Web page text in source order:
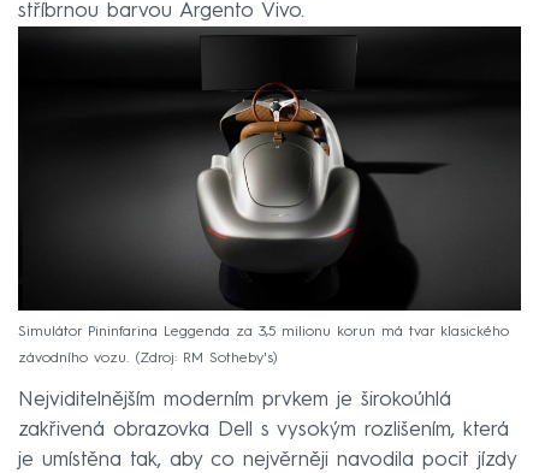
stříbrnou barvou Argento Vivo.
Simulátor Pininfarina Leggenda za 3,5 milionu korun má tvar klasického
závodního vozu.
Zdroj: RM Sotheby's
Nejviditelnějším moderním prvkem je širokoúhlá
zakřivená obrazovka Dell s vysokým rozlišením, která
je umístěna tak, aby co nejvěrněji navodila pocit jízdy